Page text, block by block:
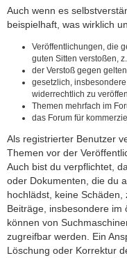
Auch wenn es
beispielhaft, was wirklich
Veröffentlichungen, die
guten Sitten verstoßen,
der Verstoß gegen
gesetzlich,
widerrechtlich zu
Themen mehrfach im
das Forum für
Als registrierter Benutzer
Themen vor der
Auch bist du verpflichtet,
oder Dokumenten, die du
hochlädst, keine Schäden,
Beiträge, insbesondere im
können von
zugreifbar werden. Ein
Löschung oder Korrektur